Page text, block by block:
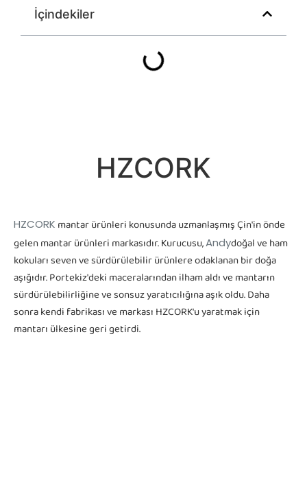
İçindekiler
HZCORK
HZCORK mantar ürünleri konusunda uzmanlaşmış Çin'in önde
gelen mantar ürünleri markasıdır. Kurucusu,Andydoğal ve ham
kokuları seven ve sürdürülebilir ürünlere odaklanan bir doğa
aşığıdır. Portekiz'deki maceralarından ilham aldı ve mantarın
sürdürülebilirliğine ve sonsuz yaratıcılığına aşık oldu. Daha
sonra kendi fabrikası ve markası HZCORK'u yaratmak için
mantarı ülkesine geri getirdi.